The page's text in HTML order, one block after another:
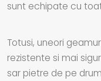
sunt echipate cu
Totusi, uneori
rezistente si mai
sar pietre de pe